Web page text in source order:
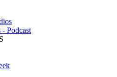
Podcast